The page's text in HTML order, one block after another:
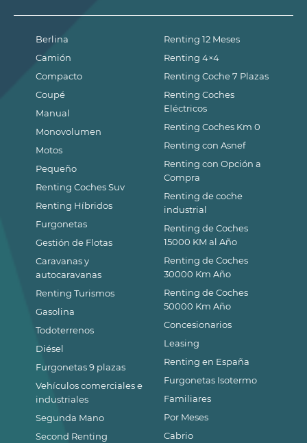
Berlina
Camión
Compacto
Coupé
Manual
Monovolumen
Motos
Pequeño
Renting Coches Suv
Renting Híbridos
Furgonetas
Gestión de Flotas
Caravanas y
autocaravanas
Renting Turismos
Gasolina
Todoterrenos
Diésel
Furgonetas 9 plazas
Vehículos comerciales e
industriales
Segunda Mano
Second Renting
Renting 12 Meses
Renting 4×4
Renting Coche 7 Plazas
Renting Coches
Eléctricos
Renting Coches Km 0
Renting con Asnef
Renting con Opción a
Compra
Renting de coche
industrial
Renting de Coches
15000 KM al Año
Renting de Coches
30000 Km Año
Renting de Coches
50000 Km Año
Concesionarios
Leasing
Renting en España
Furgonetas Isotermo
Familiares
Por Meses
Cabrio